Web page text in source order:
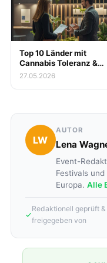
Top 10 Länder mit
Cannabis Toleranz &
Legalität
27.05.2026
LW
AUTOR
Lena
Event-
Festivals
Europa. Alle
Redaktionell geprüft &
freigegeben von